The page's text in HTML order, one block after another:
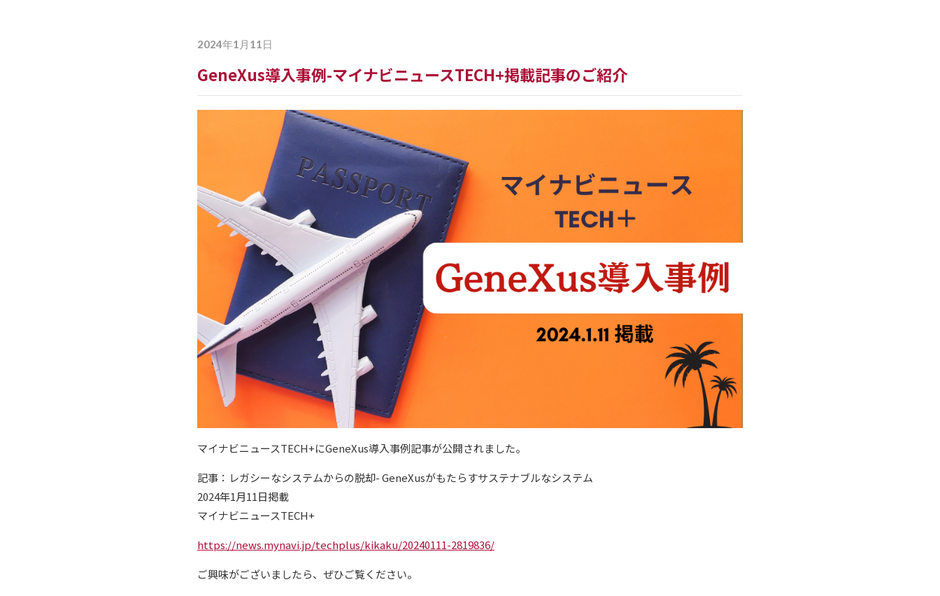
2024年1月11日
GeneXus導入事例-マイナビニュースTECH+掲載記事のご紹介
マイナビニュースTECH+にGeneXus導入事例記事が公開されました。
記事：レガシーなシステムからの脱却- GeneXusがもたらすサステナブルなシステム
2024年1月11日掲載
マイナビニュースTECH+
https://news.mynavi.jp/techplus/kikaku/20240111-2819836/
ご興味がございましたら、ぜひご覧ください。